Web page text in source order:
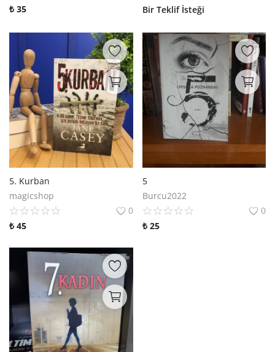
₺ 35
Bir Teklif İsteği
5. Kurban
magicshop
0
₺ 45
5
Burcu2022
0
₺25